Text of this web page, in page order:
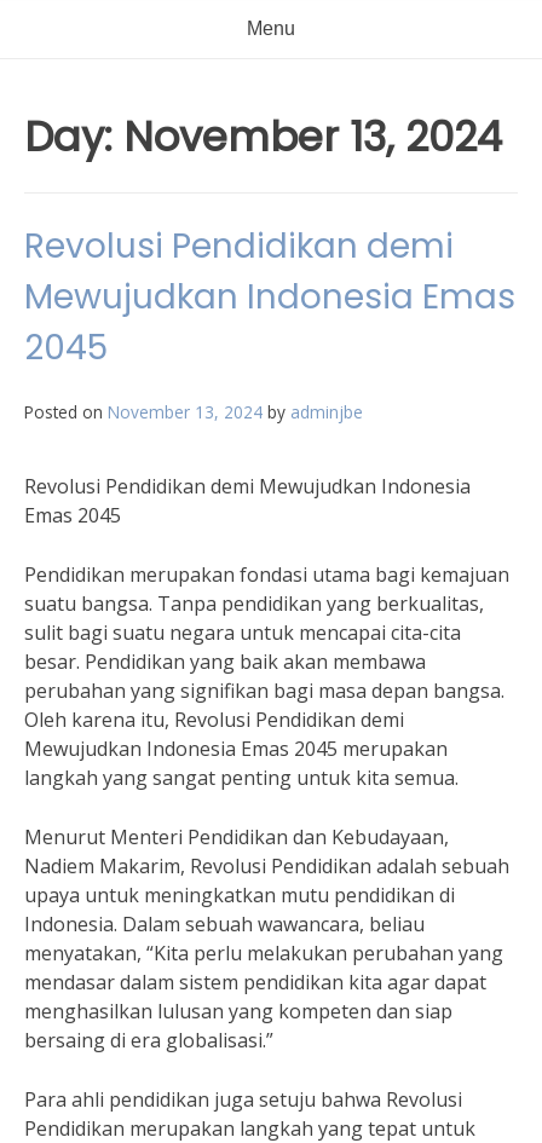
Menu
Day: November 13, 2024
Revolusi Pendidikan demi
Mewujudkan Indonesia Emas
2045
Posted on November 13, 2024 by adminjbe
Revolusi Pendidikan demi Mewujudkan Indonesia
Emas 2045
Pendidikan merupakan fondasi utama bagi kemajuan
suatu bangsa. Tanpa pendidikan yang berkualitas,
sulit bagi suatu negara untuk mencapai cita-cita
besar. Pendidikan yang baik akan membawa
perubahan yang signifikan bagi masa depan bangsa.
Oleh karena itu, Revolusi Pendidikan demi
Mewujudkan Indonesia Emas 2045 merupakan
langkah yang sangat penting untuk kita semua.
Menurut Menteri Pendidikan dan Kebudayaan,
Nadiem Makarim, Revolusi Pendidikan adalah sebuah
upaya untuk meningkatkan mutu pendidikan di
Indonesia. Dalam sebuah wawancara, beliau
menyatakan, “Kita perlu melakukan perubahan yang
mendasar dalam sistem pendidikan kita agar dapat
menghasilkan lulusan yang kompeten dan siap
bersaing di era globalisasi.”
Para ahli pendidikan juga setuju bahwa Revolusi
Pendidikan merupakan langkah yang tepat untuk